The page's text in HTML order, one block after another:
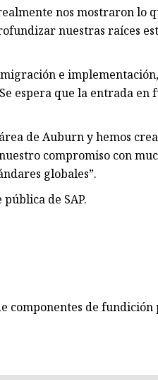
nos mostraron lo
nuestras raíces
e
espera que la entrada en
de Auburn y hemos
compromiso con
globales”.
de SAP.
componentes de fundición